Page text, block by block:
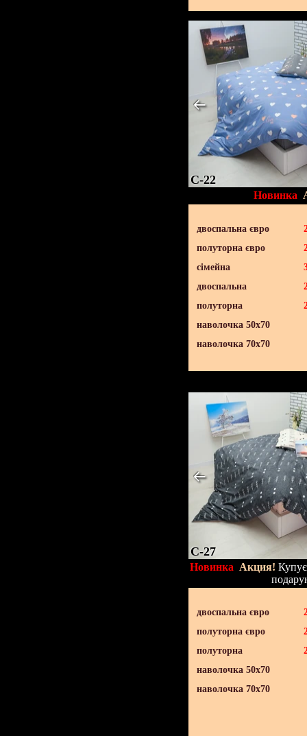
C-22
Новинка
двоспальна євро
полуторна євро
сімейна
двоспальна
полуторна
наволочка 50х70
наволочка 70х70
C-27
Новинка Акция!
двоспальна євро
полуторна євро
полуторна
наволочка 50х70
наволочка 70х70